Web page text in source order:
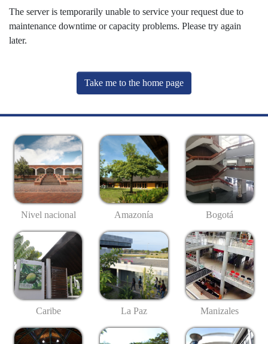
The server is temporarily unable to service your request due to
maintenance downtime or capacity problems. Please try again
later.
Take me to the home page
Nivel nacional Amazonía Bogotá
Caribe La Paz Manizales